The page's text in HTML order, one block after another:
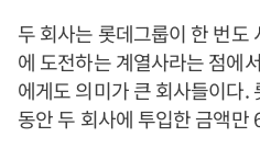
두 회사는 롯데그룹이 한 번도
에 도전하는 계열사라는 점에
에게도 의미가 큰 회사들이다.
동안 두 회사에 투입한 금액만